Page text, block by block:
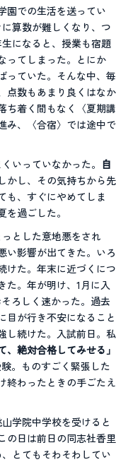
園での生活を送ってい
算数が難しくなり、つ
になると、授業も宿題
ってしまった。とにか
っていた。そんな中、毎
点数もあまり良くはなか
ち着く間もなく〈夏期講
み、〈合宿〉では途中で
いっていなかった。 自
しかし、その気持ちから先
も、すぐにやめてしま
過ごした。
とした意地悪をされ
い影響が出てきた。いろ
けた。年末に近づくにつ
た。年が明け、1月に入
ろしく速かった。過去
目が行き不安になること
し続けた。入試前日。私
、絶対合格してみせる」
。ものすごく緊張した
終わったときの手ごたえ
学院中学校を受けると
の日は前日の同志社香里
とてもそわそわしてい